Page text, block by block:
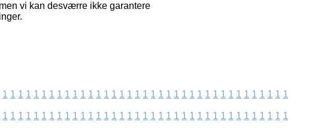
vi kan desværre ikke garantere
1 1 1 1 1 1 1 1 1 1 1 1 1 1 1 1 1 1 1 1 1 1 1 1 1 1 1 1 1 1 1 1 1 1 1 1 1
1 1 1 1 1 1 1 1 1 1 1 1 1 1 1 1 1 1 1 1 1 1 1 1 1 1 1 1 1 1 1 1 1 1 1 1 1